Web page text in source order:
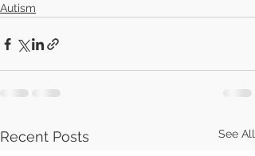
Autism
Recent Posts See All